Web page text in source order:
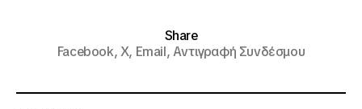
Share
Facebook,X, Email,Αντιγραφή Συνδέσμου